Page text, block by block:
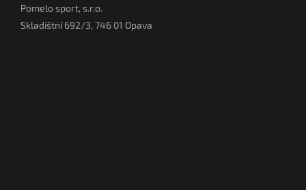
Pomelo sport, s.r.o.
Skladištní 692/3, 746 01 Opava